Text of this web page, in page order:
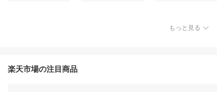
もっと見る
楽天市場の注目商品